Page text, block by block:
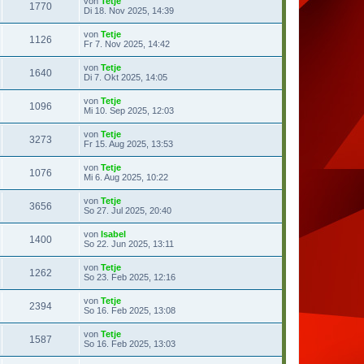
1770
Di 18. Nov 2025, 14:39
1126 von Tetje
Fr 7. Nov 2025, 14:42
1640 von Tetje
Di 7. Okt 2025, 14:05
1096 von Tetje
Mi 10. Sep 2025, 12:03
3273 von Tetje
Fr 15. Aug 2025, 13:53
1076 von Tetje
Mi 6. Aug 2025, 10:22
3656 von Tetje
So 27. Jul 2025, 20:40
1400 von Isabel
So 22. Jun 2025, 13:11
1262 von Tetje
So 23. Feb 2025, 12:16
2394 von Tetje
So 16. Feb 2025, 13:08
1587 von Tetje
So 16. Feb 2025, 13:03